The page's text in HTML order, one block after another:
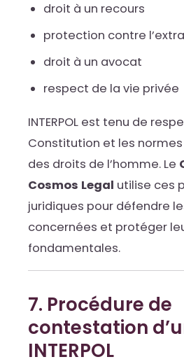
droit à un recours
protection contre
droit à un avocat
respect de la vie privée
INTERPOL est tenu de
Constitution et les
des droits de l’homme. Le
Cosmos Legal utilise ces
juridiques pour défendre
concernées et protéger
fondamentales.
7. Procédure de
contestation
INTERPOL